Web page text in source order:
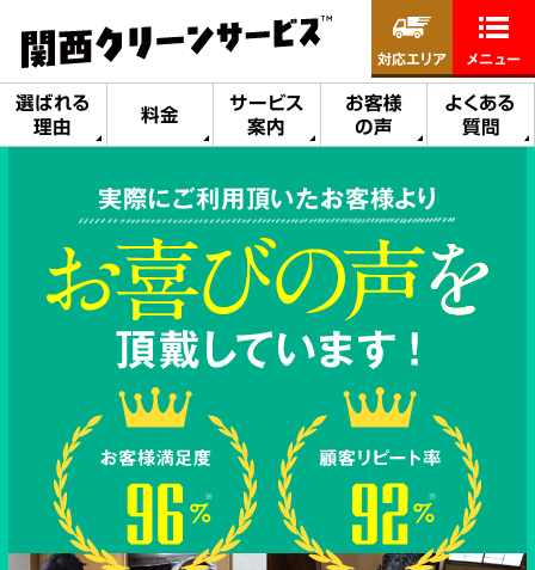
選ばれる
理由
料金
サービス
案内
お客様
の声
よくある
質問
対応エリア メニュー
実際にご利用頂いたお客様より